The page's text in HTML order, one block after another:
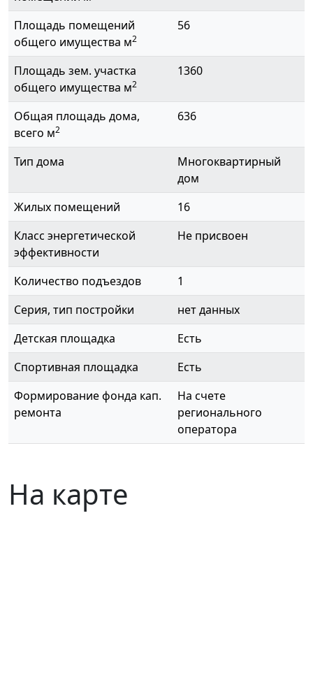
Площадь помещений
общего имущества м2
56
Площадь зем. участка
общего имущества м2
1360
Общая площадь дома,
всего м2
636
Тип дома
Многоквартирный
дом
Жилых помещений
16
Класс энергетической
эффективности
Не присвоен
Количество подъездов
1
Серия, тип постройки
нет данных
Детская площадка
Есть
Спортивная площадка
Есть
Формирование фонда кап.
ремонта
На счете
регионального
оператора
На карте